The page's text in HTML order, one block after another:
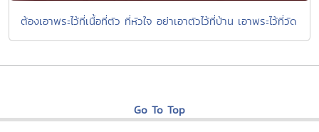
ต้องเอาพระไว้ที่เนื้อที่ตัว ที่หัวใจ อย่าเอาตัวไว้ที่บ้าน เอาพระไว้ที่วัด
Go To Top